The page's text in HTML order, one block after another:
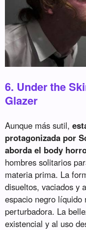
6. Under the
Glazer
Aunque más sutil,
protagonizada por
aborda el body
hombres solitarios
materia prima. La
disueltos, vaciados y
espacio negro líquido
perturbadora. La
existencial y al uso